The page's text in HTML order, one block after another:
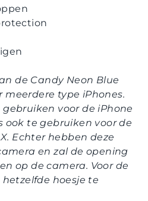
de Candy Neon Blue
type iPhones.
gebruiken voor de iPhone
ook te gebruiken voor de
Echter hebben deze
en zal de opening
op de camera. Voor de
hetzelfde hoesje te